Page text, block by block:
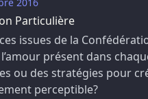
Particulière
issues de la
présent dans
ou des stratégies pour
perceptible?